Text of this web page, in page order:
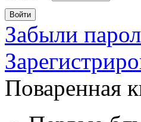
Забыли
Поваренная